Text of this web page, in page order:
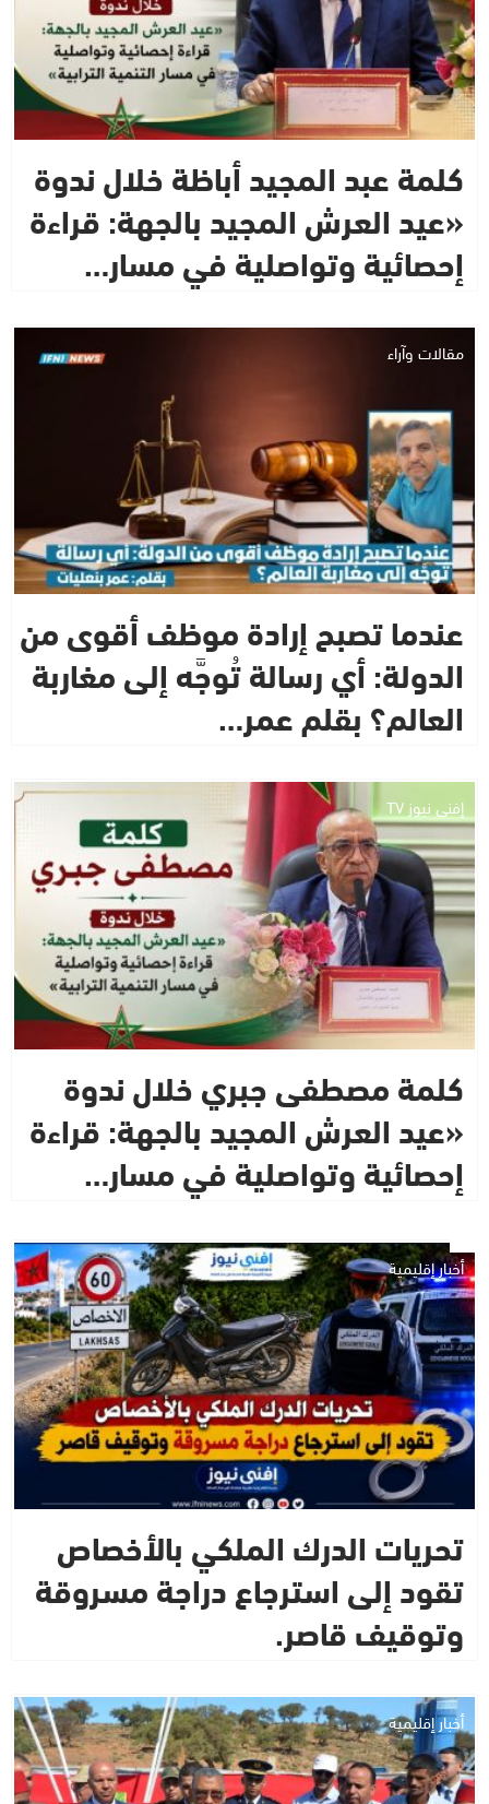
كلمة عبد المجيد أباظة خلال ندوة
«عيد العرش المجيد بالجهة: قراءة
إحصائية وتواصلية في مسار…
مقالات وآراء
عندما تصبح إرادة موظف أقوى من
الدولة: أي رسالة تُوجَّه إلى مغاربة
العالم؟ بقلم عمر…
إفني نيوز TV
كلمة مصطفى جبري خلال ندوة
«عيد العرش المجيد بالجهة: قراءة
إحصائية وتواصلية في مسار…
أخبار إقليمية
تحريات الدرك الملكي بالأخصاص
تقود إلى استرجاع دراجة مسروقة
وتوقيف قاصر.
أخبار إقليمية